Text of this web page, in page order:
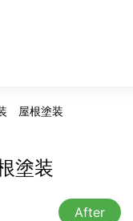
屋根塗装
塗装
After